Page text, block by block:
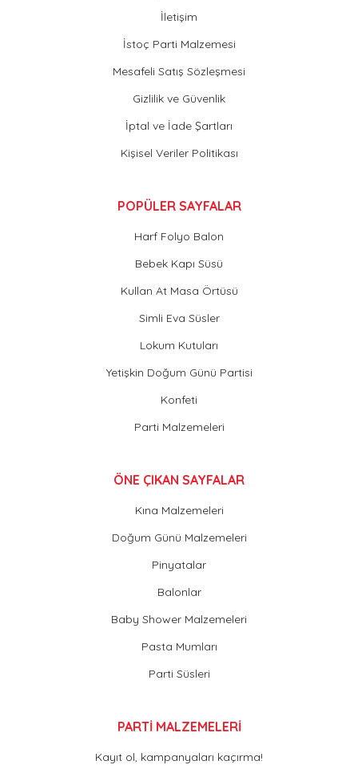
İletişim
İstoç Parti Malzemesi
Mesafeli Satış Sözleşmesi
Gizlilik ve Güvenlik
İptal ve İade Şartları
Kişisel Veriler Politikası
POPÜLER SAYFALAR
Harf Folyo Balon
Bebek Kapı Süsü
Kullan At Masa Örtüsü
Simli Eva Süsler
Lokum Kutuları
Yetişkin Doğum Günü Partisi
Konfeti
Parti Malzemeleri
ÖNE ÇIKAN SAYFALAR
Kına Malzemeleri
Doğum Günü Malzemeleri
Pinyatalar
Balonlar
Baby Shower Malzemeleri
Pasta Mumları
Parti Süsleri
PARTİ MALZEMELERİ
Kayıt ol, kampanyaları kaçırma!